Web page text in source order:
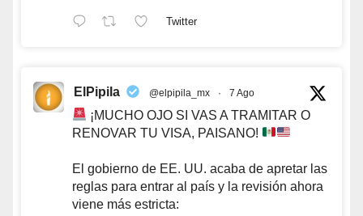
Twitter
ElPipila @elpipila_mx · 7 Ago
¡MUCHO OJO SI VAS A TRAMITAR O
RENOVAR TU VISA, PAISANO!
El gobierno de EE. UU. acaba de apretar las
reglas para entrar al país y la revisión ahora
viene más estricta: